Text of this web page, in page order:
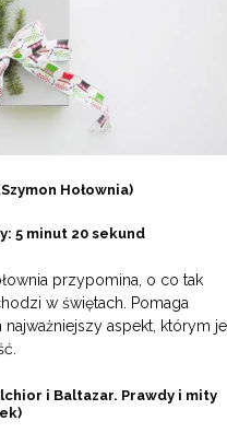
Hołownia)
5 minut 20 sekund
przypomina, o co tak
w świętach. Pomaga
najważniejszy aspekt, którym
i Baltazar. Prawdy i mity